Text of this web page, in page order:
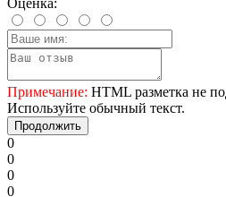
Примечание: HTML разметка не
Используйте обычный текст.
Продолжить
0
0
0
0